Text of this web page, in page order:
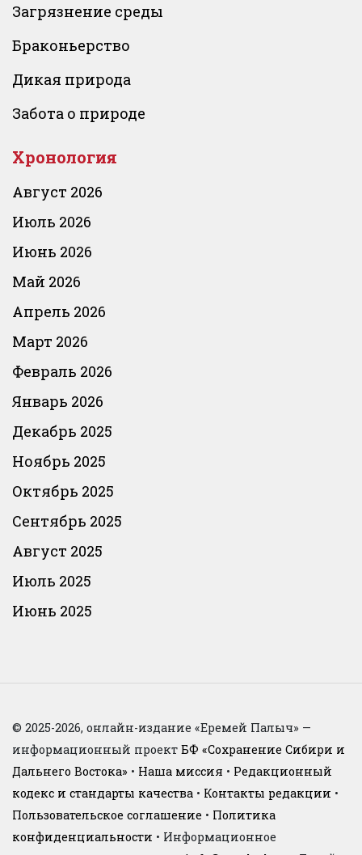
Загрязнение среды
Браконьерство
Дикая природа
Забота о природе
Хронология
Август 2026
Июль 2026
Июнь 2026
Май 2026
Апрель 2026
Март 2026
Февраль 2026
Январь 2026
Декабрь 2025
Ноябрь 2025
Октябрь 2025
Сентябрь 2025
Август 2025
Июль 2025
Июнь 2025
© 2025-2026, онлайн-издание «Еремей Палыч» —
информационный проект БФ «Сохранение Сибири и
Дальнего Востока» • Наша миссия • Редакционный
кодекс и стандарты качества • Контакты редакции •
Пользовательское соглашение • Политика
конфиденциальности • Информационное